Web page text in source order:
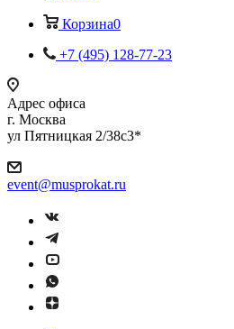
Корзина0
+7 (495) 128-77-23
Адрес офиса
г. Москва
ул Пятницкая 2/38с3*
event@musprokat.ru